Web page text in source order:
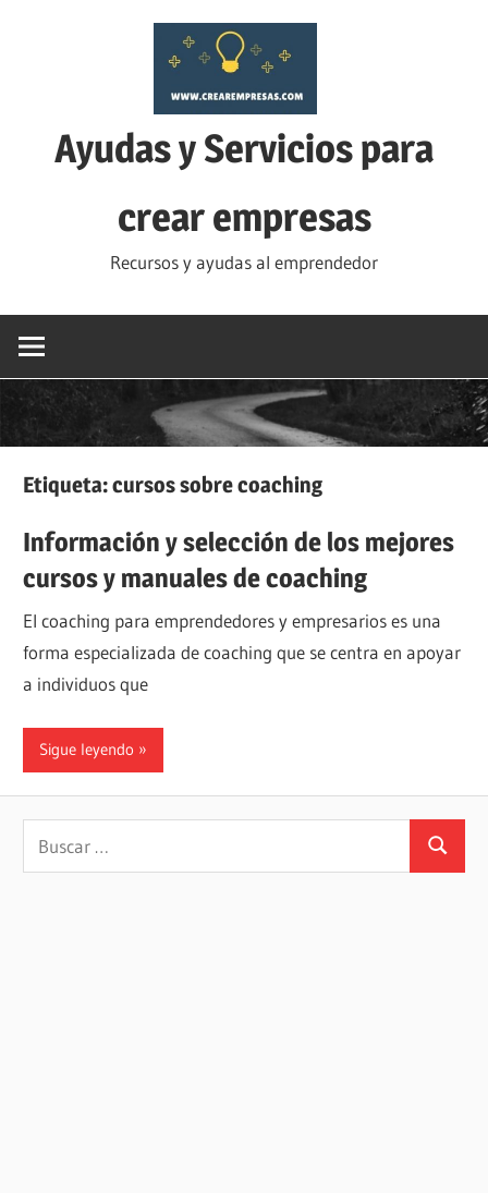
Ayudas y Servicios para
crear empresas
Recursos y ayudas al emprendedor
Etiqueta:cursos sobre coaching
Información y selección de los mejores
cursos y manuales de coaching
El coaching para emprendedores y empresarios es una
forma especializada de coaching que se centra en apoyar
a individuos que
Sigue leyendo
Buscar